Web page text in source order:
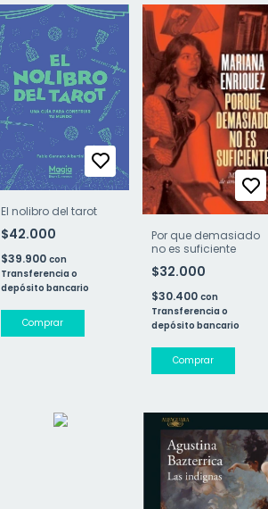
El nolibro del tarot
$42.000
$39.900 con
Transferencia o
depósito bancario
Por que demasiado
no es suficiente
$32.000
$30.400 con
Transferencia o
depósito bancario